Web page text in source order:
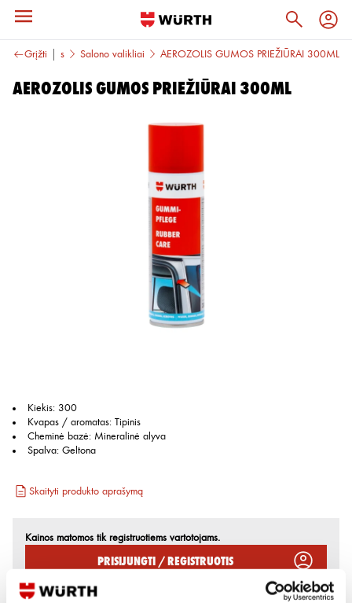
Grįžti
priemonės Salono valikliai AEROZOLIS GUMOS PRIEŽIŪRAI 300ML
AEROZOLIS GUMOS PRIEŽIŪRAI 300ML
Kiekis: 300
Kvapas / aromatas: Tipinis
Cheminė bazė: Mineralinė alyva
Spalva: Geltona
Skaityti produkto aprašymą
Kainos matomos tik registruotiems vartotojams.
Prisijungti / Registruotis